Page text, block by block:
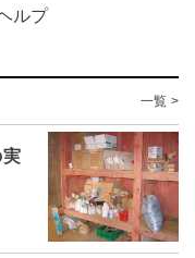
ルプ
一覧 >